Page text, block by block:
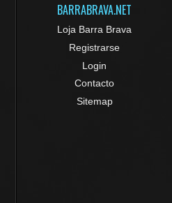
BARRABRAVA.NET
Loja Barra Brava
Registrarse
Login
Contacto
Sitemap